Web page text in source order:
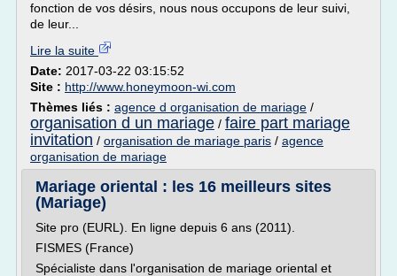
fonction de vos désirs, nous nous occupons de leur suivi,
de leur...
Lire la suite
Date: 2017-03-22 03:15:52
Site : http://www.honeymoon-wi.com
Thèmes liés : agence d organisation de mariage /
organisation d un mariage / faire part mariage
invitation / organisation de mariage paris / agence
organisation de mariage
Mariage oriental : les 16 meilleurs sites
(Mariage)
Site pro (EURL). En ligne depuis 6 ans (2011).
FISMES (France)
Spécialiste dans l'organisation de mariage oriental et